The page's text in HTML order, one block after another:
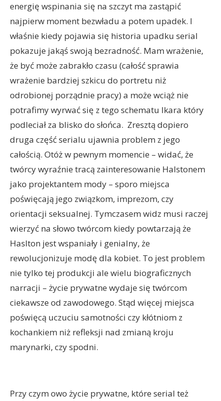
energię wspinania się na szczyt ma zastąpić
najpierw moment bezwładu a potem upadek. I
właśnie kiedy pojawia się historia upadku serial
pokazuje jakąś swoją bezradność. Mam wrażenie,
że być może zabrakło czasu (całość sprawia
wrażenie bardziej szkicu do portretu niż
odrobionej porządnie pracy) a może wciąż nie
potrafimy wyrwać się z tego schematu Ikara który
podleciał za blisko do słońca. Zresztą dopiero
druga część serialu ujawnia problem z jego
całością. Otóż w pewnym momencie – widać, że
twórcy wyraźnie tracą zainteresowanie Halstonem
jako projektantem mody – sporo miejsca
poświęcają jego związkom, imprezom, czy
orientacji seksualnej. Tymczasem widz musi raczej
wierzyć na słowo twórcom kiedy powtarzają że
Haslton jest wspaniały i genialny, że
rewolucjonizuje modę dla kobiet. To jest problem
nie tylko tej produkcji ale wielu biograficznych
narracji – życie prywatne wydaje się twórcom
ciekawsze od zawodowego. Stąd więcej miejsca
poświęcą uczuciu samotności czy kłótniom z
kochankiem niż refleksji nad zmianą kroju
marynarki, czy spodni.
Przy czym owo życie prywatne, które serial też